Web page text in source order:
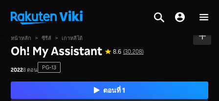
หน้าหลัก > ซีรีส์ > เกาหลีใต้
Oh! My Assistant 8.6 (30,208)
20228 ตอน PG-13
ตอนที่ 1